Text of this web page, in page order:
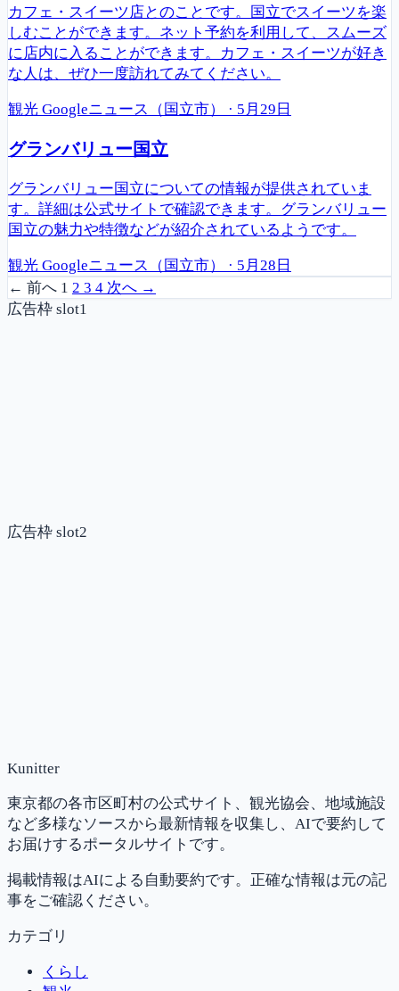
カフェ・スイーツ店とのことです。国立でスイーツを楽
しむことができます。ネット予約を利用して、スムーズ
に店内に入ることができます。カフェ・スイーツが好き
な人は、ぜひ一度訪れてみてください。
観光 Googleニュース（国立市） · 5月29日
グランバリュー国立
グランバリュー国立についての情報が提供されていま
す。詳細は公式サイトで確認できます。グランバリュー
国立の魅力や特徴などが紹介されているようです。
観光 Googleニュース（国立市） · 5月28日
← 前へ 1 2 3 4 次へ →
広告枠 slot1
広告枠 slot2
Kunitter
東京都の各市区町村の公式サイト、観光協会、地域施設
など多様なソースから最新情報を収集し、AIで要約して
お届けするポータルサイトです。
掲載情報はAIによる自動要約です。正確な情報は元の記
事をご確認ください。
カテゴリ
くらし